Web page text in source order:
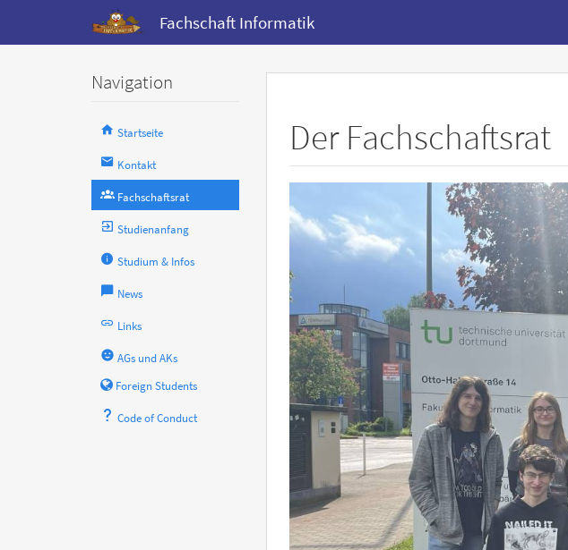
Fachschaft Informatik
Navigation
Startseite
Kontakt
Fachschaftsrat
Studienanfang
Studium & Infos
News
Links
AGs und AKs
Foreign Students
Code of Conduct
Der Fachschaftsrat